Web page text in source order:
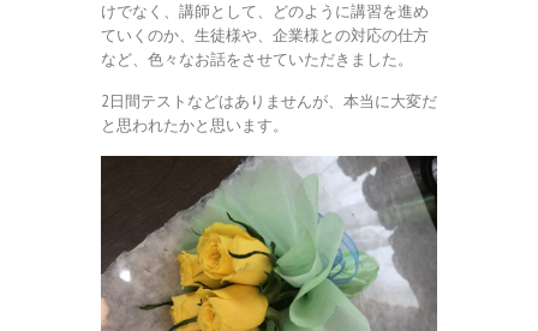
けでなく、講師として、どのように講習を進め
ていくのか、生徒様や、企業様との対応の仕方
など、色々なお話をさせていただきました。
2日間テストなどはありませんが、本当に大変だ
と思われたかと思います。